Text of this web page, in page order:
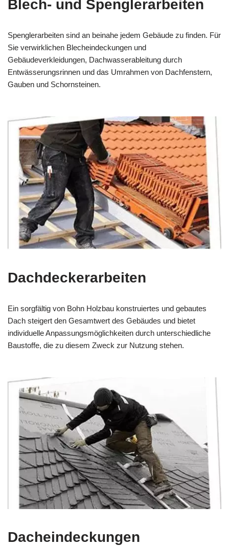
Blech- und Spenglerarbeiten
Spenglerarbeiten sind an beinahe jedem Gebäude zu finden. Für
Sie verwirklichen Blecheindeckungen und
Gebäudeverkleidungen, Dachwasserableitung durch
Entwässerungsrinnen und das Umrahmen von Dachfenstern,
Gauben und Schornsteinen.
Dachdeckerarbeiten
Ein sorgfältig von Bohn Holzbau konstruiertes und gebautes
Dach steigert den Gesamtwert des Gebäudes und bietet
individuelle Anpassungsmöglichkeiten durch unterschiedliche
Baustoffe, die zu diesem Zweck zur Nutzung stehen.
Dacheindeckungen